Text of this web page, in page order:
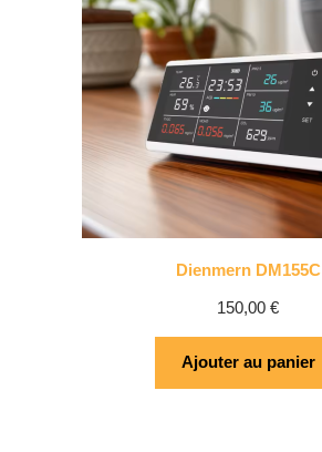
Dienmern DM155C
150,00 €
Ajouter au panier